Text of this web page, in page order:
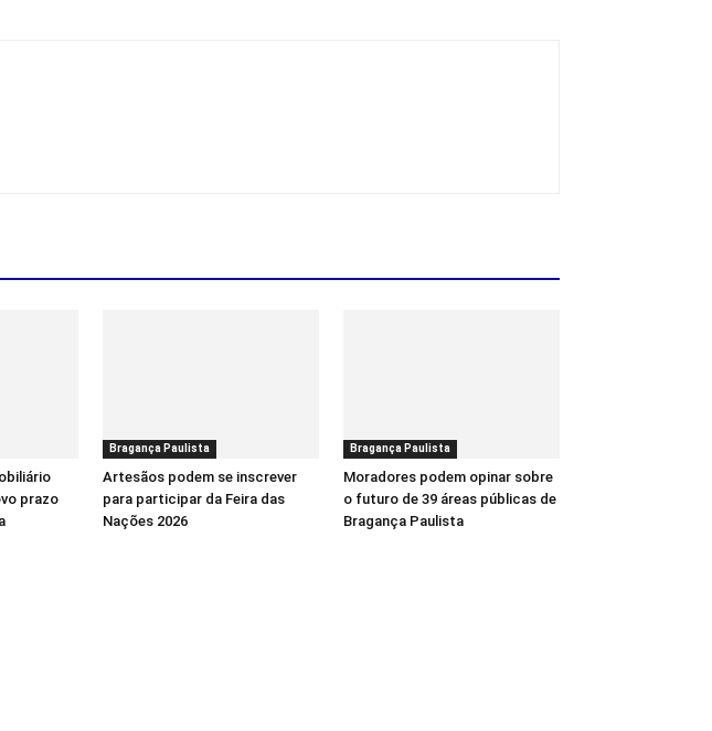
prazo
Bragança Paulista
Artesãos podem se inscrever
para participar da Feira das
Nações 2026
Bragança Paulista
Moradores podem opinar sobre
o futuro de 39 áreas públicas de
Bragança Paulista